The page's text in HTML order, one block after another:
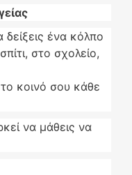
ένα κόλπο
στο σχολείο,
κοινό σου κάθε
να μάθεις να